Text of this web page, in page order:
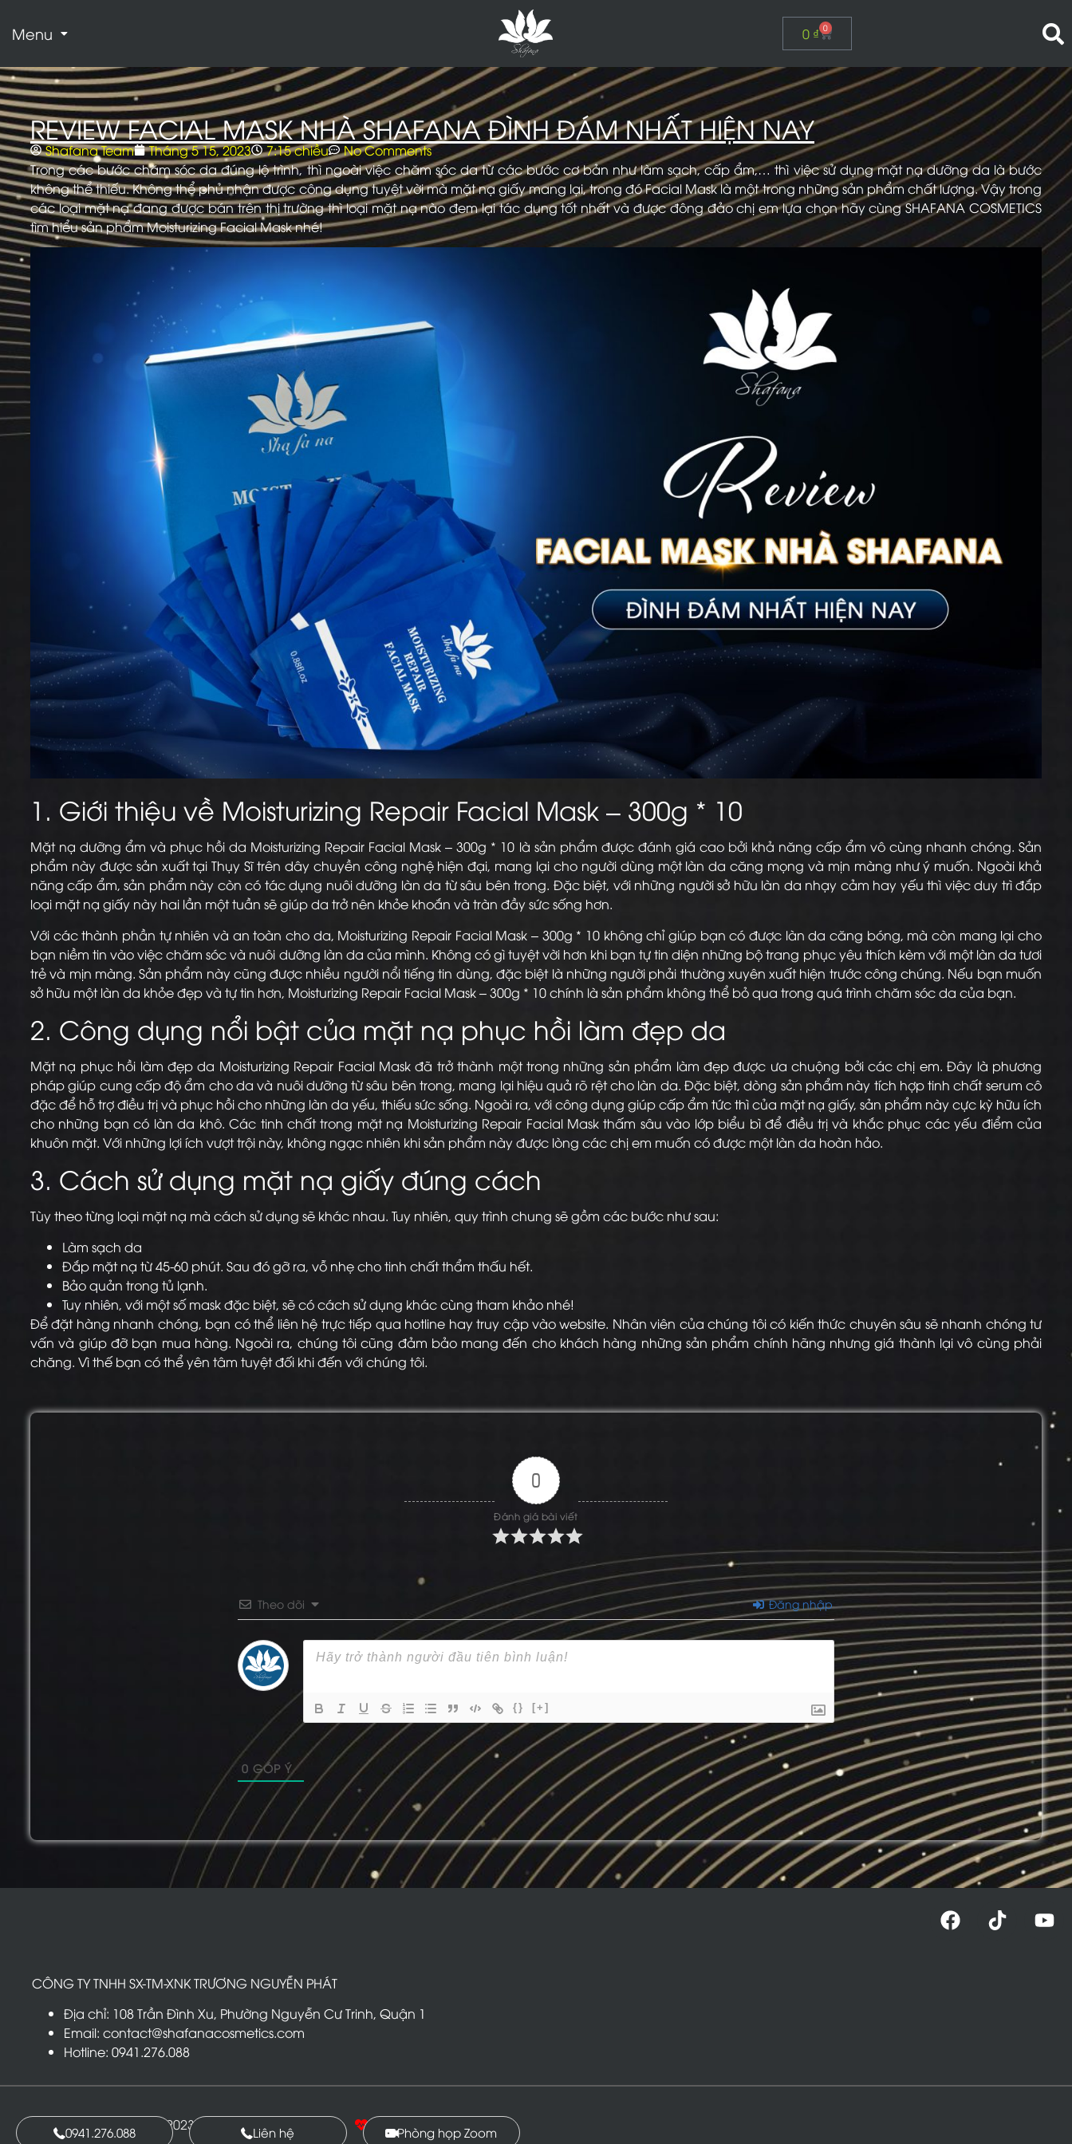
Menu 0 ₫ 0
REVIEW FACIAL MASK NHÀ SHAFANA ĐÌNH ĐÁM NHẤT HIỆN NAY
Shafana Team Tháng 5 15, 2023 7:15 chiều
No Comments
Trong các bước chăm sóc da đúng lộ trình, thì ngoài việc chăm sóc da từ các bước cơ bản như làm sạch, cấp ẩm,… thì việc sử dụng mặt nạ dưỡng da là bước
không thể thiếu.Không thể phủ nhận được công dụng tuyệt vời mà mặt nạ giấy mang lại, trong đó Facial Mask là một trong những sản phẩm chất lượng.Vậy trong
các loại mặt nạ đang được bán trên thị trường thì loại mặt nạ nào đem lại tác dụng tốt nhất và được đông đảo chị em lựa chọn hãy cùng SHAFANA COSMETICS
tìm hiểu sản phẩm Moisturizing Facial Mask nhé!
1. Giới thiệu về Moisturizing Repair Facial Mask – 300g * 10
Mặt nạ dưỡng ẩm và phục hồi da Moisturizing Repair Facial Mask – 300g * 10 là sản phẩm được đánh giá cao bởi khả năng cấp ẩm vô cùng nhanh chóng. Sản
phẩm này được sản xuất tại Thụy Sĩ trên dây chuyền công nghệ hiện đại, mang lại cho người dùng một làn da căng mọng và mịn màng như ý muốn. Ngoài khả
năng cấp ẩm, sản phẩm này còn có tác dụng nuôi dưỡng làn da từ sâu bên trong. Đặc biệt, với những người sở hữu làn da nhạy cảm hay yếu thì việc duy trì đắp
loại mặt nạ giấy này hai lần một tuần sẽ giúp da trở nên khỏe khoắn và tràn đầy sức sống hơn.
Với các thành phần tự nhiên và an toàn cho da, Moisturizing Repair Facial Mask – 300g * 10 không chỉ giúp bạn có được làn da căng bóng, mà còn mang lại cho
bạn niềm tin vào việc chăm sóc và nuôi dưỡng làn da của mình. Không có gì tuyệt vời hơn khi bạn tự tin diện những bộ trang phục yêu thích kèm với một làn da tươi
trẻ và mịn màng. Sản phẩm này cũng được nhiều người nổi tiếng tin dùng, đặc biệt là những người phải thường xuyên xuất hiện trước công chúng. Nếu bạn muốn
sở hữu một làn da khỏe đẹp và tự tin hơn, Moisturizing Repair Facial Mask – 300g * 10 chính là sản phẩm không thể bỏ qua trong quá trình chăm sóc da của bạn.
2. Công dụng nổi bật của mặt nạ phục hồi làm đẹp da
Mặt nạ phục hồi làm đẹp da Moisturizing Repair Facial Mask đã trở thành một trong những sản phẩm làm đẹp được ưa chuộng bởi các chị em. Đây là phương
pháp giúp cung cấp độ ẩm cho da và nuôi dưỡng từ sâu bên trong, mang lại hiệu quả rõ rệt cho làn da. Đặc biệt, dòng sản phẩm này tích hợp tinh chất serum cô
đặc để hỗ trợ điều trị và phục hồi cho những làn da yếu, thiếu sức sống. Ngoài ra, với công dụng giúp cấp ẩm tức thì của mặt nạ giấy, sản phẩm này cực kỳ hữu ích
cho những bạn có làn da khô. Các tinh chất trong mặt nạ Moisturizing Repair Facial Mask thấm sâu vào lớp biểu bì để điều trị và khắc phục các yếu điểm của
khuôn mặt. Với những lợi ích vượt trội này, không ngạc nhiên khi sản phẩm này được lòng các chị em muốn có được một làn da hoàn hảo.
3. Cách sử dụng mặt nạ giấy đúng cách
Tùy theo từng loại mặt nạ mà cách sử dụng sẽ khác nhau. Tuy nhiên, quy trình chung sẽ gồm các bước như sau:
Làm sạch da
Đắp mặt nạ từ 45-60 phút. Sau đó gỡ ra, vỗ nhẹ cho tinh chất thẩm thấu hết.
Bảo quản trong tủ lạnh.
Tuy nhiên, với một số mask đặc biệt, sẽ có cách sử dụng khác cùng tham khảo nhé!
Để đặt hàng nhanh chóng, bạn có thể liên hệ trực tiếp qua hotline hay truy cập vào website. Nhân viên của chúng tôi có kiến thức chuyên sâu sẽ nhanh chóng tư
vấn và giúp đỡ bạn mua hàng. Ngoài ra, chúng tôi cũng đảm bảo mang đến cho khách hàng những sản phẩm chính hãng nhưng giá thành lại vô cùng phải
chăng. Vì thế bạn có thể yên tâm tuyệt đối khi đến với chúng tôi.
0
Đánh giá bài viết
Theo dõi Đăng nhập
{} [+]
0 GÓP Ý
0941.276.088 Liên hệ Phòng họp Zoom
CÔNG TY TNHH SX-TM-XNKTRƯƠNG NGUYỄN PHÁT
Địa chỉ: 108 Trần Đình Xu, Phường Nguyễn Cư Trinh, Quận 1
Email: contact@shafanacosmetics.com
Hotline: 0941.276.088
© Shafana Cosmetics 2023. Design by Shafana with